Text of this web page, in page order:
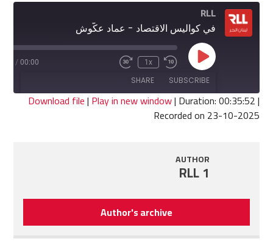
RLL
في كواليس الاقتصاد - عماد عكّوش
Play
Episode
Rewind
10
Seconds
1x
Fast
seconds
00:00
/
SUBSCRIBE
SHARE
SHARE
Download file| Play in new window| Duration: 00:35:52|
Recorded on 23-10-2025
AUTHOR
RLL 1
Author's archive